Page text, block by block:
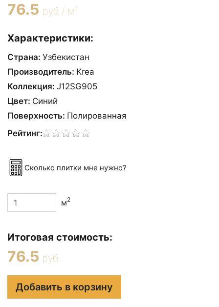
76.5 руб / м2
Характеристики:
Страна: Узбекистан
Производитель: Krea
Коллекция: J12SG905
Цвет: Синий
Поверхность: Полированная
Рейтинг:
Сколько плитки мне нужно?
м2
Итоговая стоимость:
76.5 руб.
Добавить в корзину